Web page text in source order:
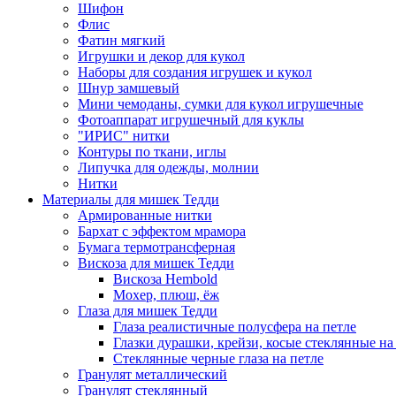
Шифон
Флис
Фатин мягкий
Игрушки и декор для кукол
Наборы для создания игрушек и кукол
Шнур замшевый
Мини чемоданы, сумки для кукол игрушечные
Фотоаппарат игрушечный для куклы
"ИРИС" нитки
Контуры по ткани, иглы
Липучка для одежды, молнии
Нитки
Материалы для мишек Тедди
Армированные нитки
Бархат с эффектом мрамора
Бумага термотрансферная
Вискоза для мишек Тедди
Вискоза Hembold
Мохер, плюш, ёж
Глаза для мишек Тедди
Глаза реалистичные полусфера на петле
Глазки дурашки, крейзи, косые стеклянные на
Стеклянные черные глаза на петле
Гранулят металлический
Гранулят стеклянный